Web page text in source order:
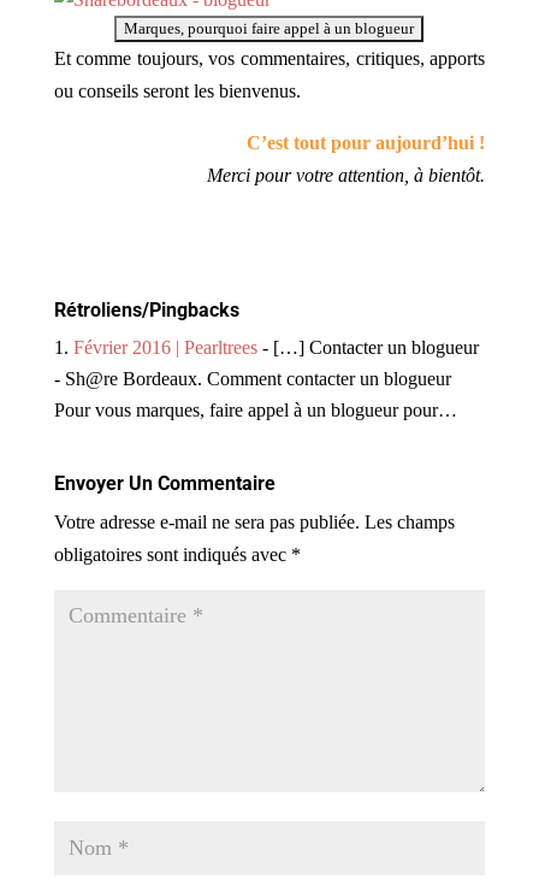
Et comme toujours, vos commentaires, critiques, apports
ou conseils seront les bienvenus.
C’est tout pour aujourd’hui !
Merci pour votre attention, à bientôt.
Rétroliens/Pingbacks
Février 2016 | Pearltrees- […] Contacter un blogueur
- Sh@re Bordeaux. Comment contacter un blogueur
Pour vous marques, faire appel à un blogueur pour…
Envoyer Un Commentaire
Votre adresse e-mail ne sera pas publiée. Les champs
obligatoires sont indiqués avec *